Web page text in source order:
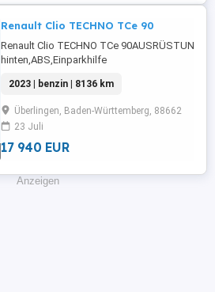
Renault Clio TECHNO TCe 90
Renault Clio TECHNO TCe 90AUSRÜSTUNG:
hinten,ABS,Einparkhilfe
Radio,Servolenkung,Elektrische
...
2023 | benzin | 8136 km
Überlingen, Baden-Württemberg, 88662
23 Juli
17 940 EUR
Anzeigen